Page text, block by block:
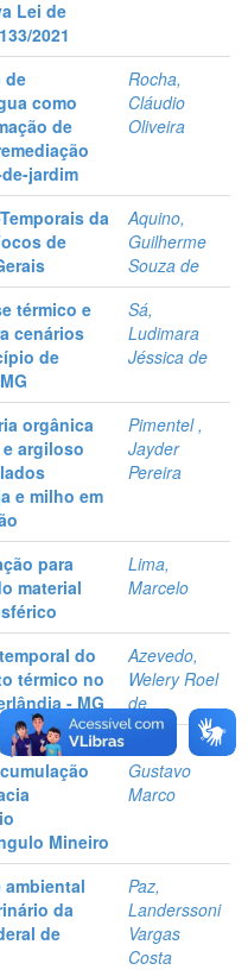
Lei de
2021
de
como
de
jardim
Rocha,
Cláudio
Oliveira
da
de
Aquino,
Guilherme
Souza de
térmico e
cenários
de
Sá,
Ludimara
Jéssica de
orgânica
argiloso
e milho em
Pimentel ,
Jayder
Pereira
para
material
Lima,
Marcelo
do
térmico no
- MG
Azevedo,
Welery Roel
de
de
Mineiro
Gustavo
Marco
da
de
Paz,
Landerssoni
Vargas
Costa